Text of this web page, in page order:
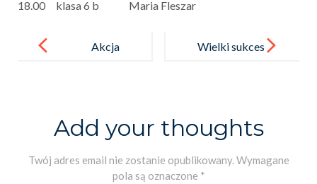
18.00 klasa 6 b Maria Fleszar
navigation
Akcja
Wielki sukces
Add your thoughts
Twój adres email nie zostanie opublikowany.Wymagane
pola są oznaczone *